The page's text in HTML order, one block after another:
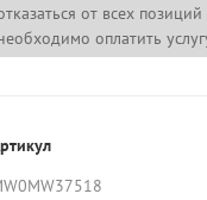
от всех
оплатить